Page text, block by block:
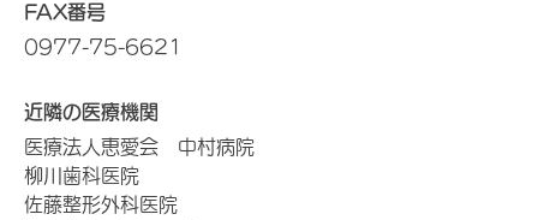
FAX番号
0977-75-6621
近隣の医療機関
医療法人恵愛会 中村病院
柳川歯科医院
佐藤整形外科医院